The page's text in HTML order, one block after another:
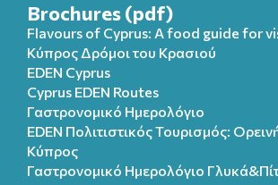
Brochures (pdf)
Flavours of Cyprus: A food guide for
Κύπρος Δρόμοι του Κρασιού
EDEN Cyprus
Cyprus EDEN Routes
Γαστρονομικό Ημερολόγιο
EDEN Πολιτιστικός Τουρισμός:
Κύπρος
Γαστρονομικό Ημερολόγιo